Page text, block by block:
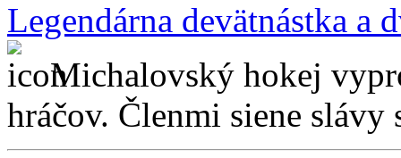
Legendárna devätnástka a
Michalovský hokej
hráčov. Členmi siene slávy